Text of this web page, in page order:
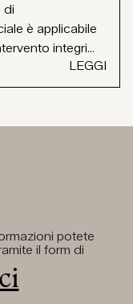
di
è applicabile
integri...
LEGGI
potete
il form di